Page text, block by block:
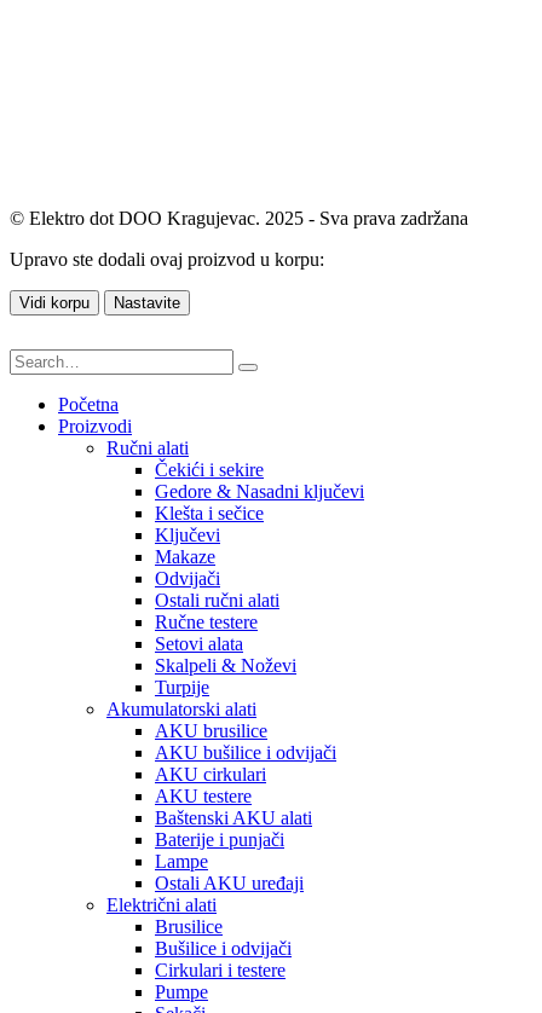
© Elektro dot DOO Kragujevac. 2025 - Sva prava zadržana
Upravo ste dodali ovaj proizvod u korpu:
Vidi korpu Nastavite
Početna
Proizvodi
Ručni alati
Čekići i sekire
Gedore & Nasadni ključevi
Klešta i sečice
Ključevi
Makaze
Odvijači
Ostali ručni alati
Ručne testere
Setovi alata
Skalpeli & Noževi
Turpije
Akumulatorski alati
AKU brusilice
AKU bušilice i odvijači
AKU cirkulari
AKU testere
Baštenski AKU alati
Baterije i punjači
Lampe
Ostali AKU uređaji
Električni alati
Brusilice
Bušilice i odvijači
Cirkulari i testere
Pumpe